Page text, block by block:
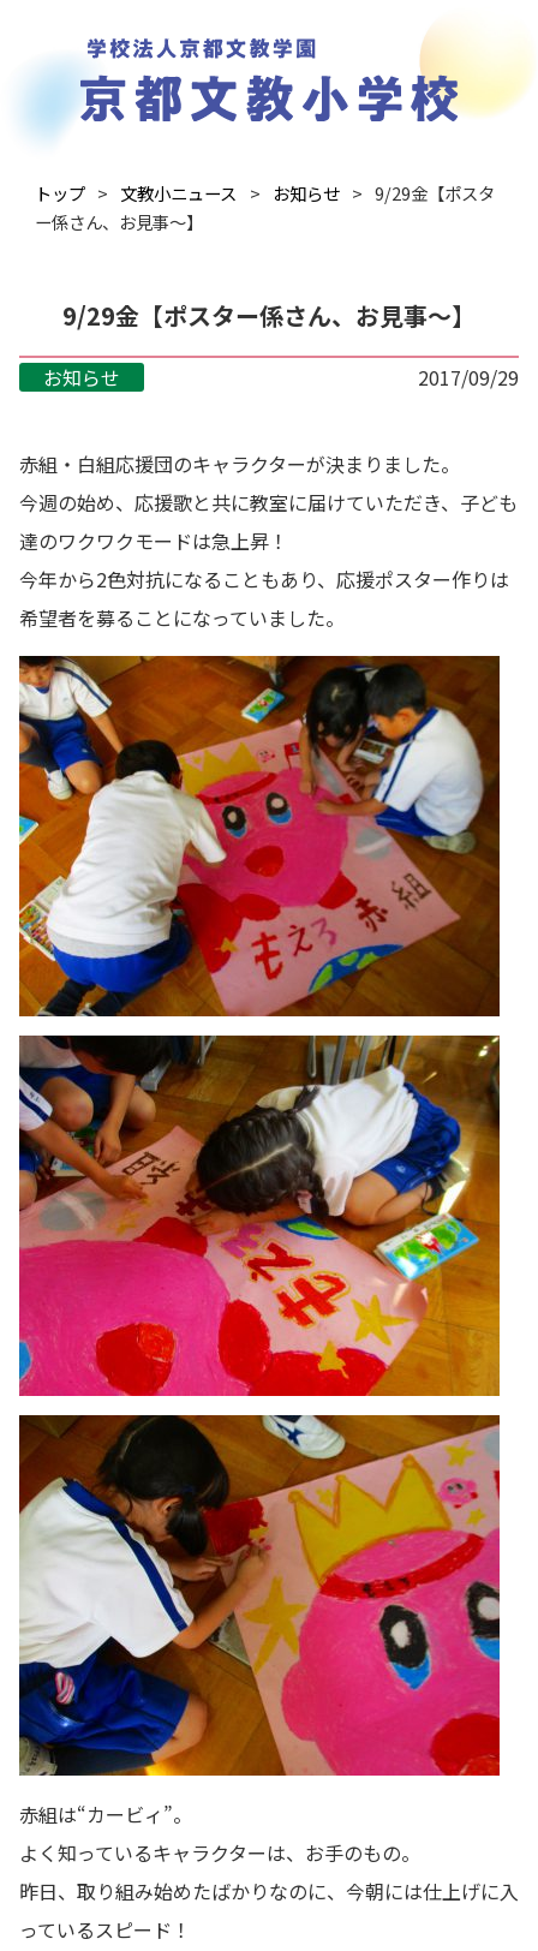
トップ 文教小ニュース お知らせ
9/29金【ポスタ
ー係さん、お見事～】
9/29金【ポスター係さん、お見事～】
お知らせ 2017/09/29
赤組・白組応援団のキャラクターが決まりました。
今週の始め、応援歌と共に教室に届けていただき、子ども
達のワクワクモードは急上昇！
今年から2色対抗になることもあり、応援ポスター作りは
希望者を募ることになっていました。
赤組は“カービィ”。
よく知っているキャラクターは、お手のもの。
昨日、取り組み始めたばかりなのに、今朝には仕上げに入
っているスピード！